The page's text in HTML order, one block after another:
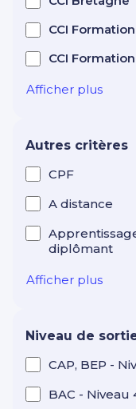
Hôtellerie
transaction,
Marketing et
télécom
Ressources
RSE
CCI
CCI
Afficher plus
Autres critères
CPF
A distance
diplômant
Afficher plus
Niveau de
CAP, BEP -
BAC - Niveau